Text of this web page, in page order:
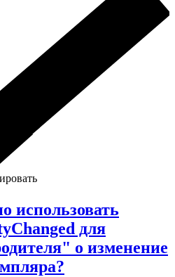
использовать
для
о изменение